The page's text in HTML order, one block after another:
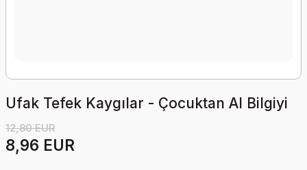
Ufak Tefek Kaygılar - Çocuktan Al Bilgiyi
12,80 EUR
8,96 EUR